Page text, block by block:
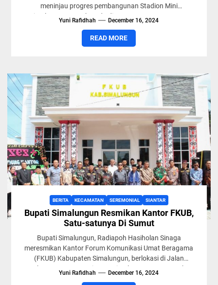
meninjau progres pembangunan Stadion Mini
Simalungun, yang berada di Pamatang Raya, Sumut,
Yuni Rafidhah December 16, 2024
READ MORE
BERITA KECAMATAN SEREMONIAL SIANTAR
Bupati Simalungun Resmikan Kantor FKUB,
Satu-satunya Di Sumut
Bupati Simalungun, Radiapoh Hasiholan Sinaga
meresmikan Kantor Forum Komunikasi Umat Beragama
(FKUB) Kabupaten Simalungun, berlokasi di Jalan
Asahan, Kecamatan Siantar, Simalungun, Sumut, Sabtu
Yuni Rafidhah December 16, 2024